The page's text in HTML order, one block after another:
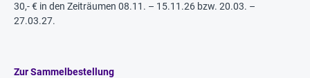
30,- € in den Zeiträumen 08.11. – 15.11.26 bzw. 20.03. –
27.03.27.
Zur Sammelbestellung